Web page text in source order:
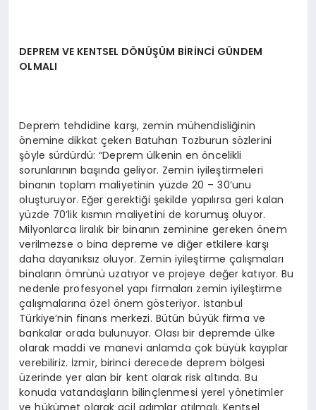
DEPREM VE KENTSEL DÖNÜŞÜM BİRİNCİ GÜNDEM
OLMALI
Deprem tehdidine karşı, zemin mühendisliğinin
önemine dikkat çeken Batuhan Tozburun sözlerini
şöyle sürdürdü: “Deprem ülkenin en öncelikli
sorunlarının başında geliyor. Zemin iyileştirmeleri
binanın toplam maliyetinin yüzde 20 – 30’unu
oluşturuyor. Eğer gerektiği şekilde yapılırsa geri kalan
yüzde 70’lik kısmın maliyetini de korumuş oluyor.
Milyonlarca liralık bir binanın zeminine gereken önem
verilmezse o bina depreme ve diğer etkilere karşı
daha dayanıksız oluyor. Zemin iyileştirme çalışmaları
binaların ömrünü uzatıyor ve projeye değer katıyor. Bu
nedenle profesyonel yapı firmaları zemin iyileştirme
çalışmalarına özel önem gösteriyor. İstanbul
Türkiye’nin finans merkezi. Bütün büyük firma ve
bankalar orada bulunuyor. Olası bir depremde ülke
olarak maddi ve manevi anlamda çok büyük kayıplar
verebiliriz. İzmir, birinci derecede deprem bölgesi
üzerinde yer alan bir kent olarak risk altında. Bu
konuda vatandaşların bilinçlenmesi yerel yönetimler
ve hükümet olarak acil adımlar atılmalı. Kentsel